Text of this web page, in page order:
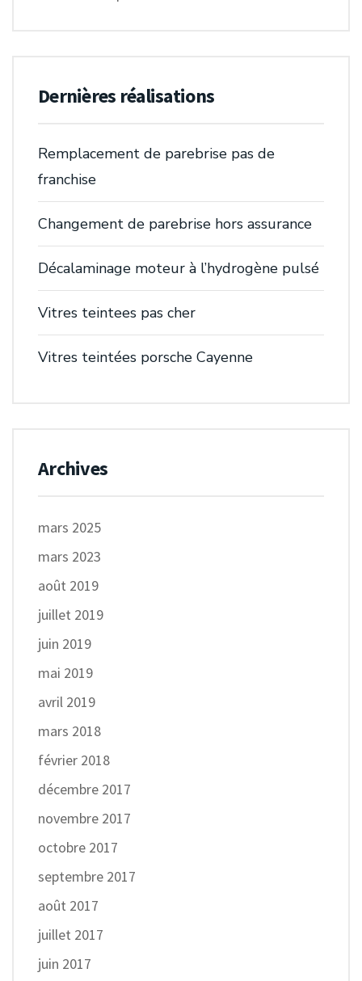
Dernières réalisations
Remplacement de parebrise pas de
franchise
Changement de parebrise hors assurance
Décalaminage moteur à l’hydrogène pulsé
Vitres teintees pas cher
Vitres teintées porsche Cayenne
Archives
mars 2025
mars 2023
août 2019
juillet 2019
juin 2019
mai 2019
avril 2019
mars 2018
février 2018
décembre 2017
novembre 2017
octobre 2017
septembre 2017
août 2017
juillet 2017
juin 2017